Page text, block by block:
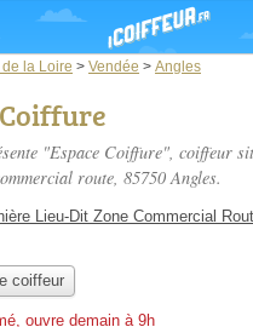
de la Loire > Vendée > Angles
"Espace Coiffure", coiffeur
route, 85750 Angles.
Lieu-Dit Zone Commercial
coiffeur
ouvre demain à 9h